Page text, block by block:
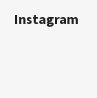
Instagram